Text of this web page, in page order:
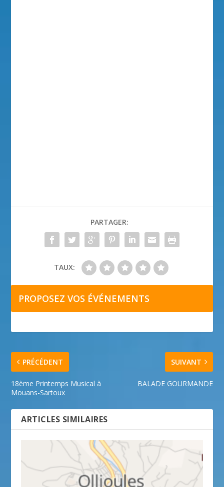
PARTAGER:
TAUX:
PROPOSEZ VOS ÉVÉNEMENTS
PRÉCÉDENT
18ème Printemps Musical à
Mouans-Sartoux
SUIVANT
BALADE GOURMANDE
ARTICLES SIMILAIRES